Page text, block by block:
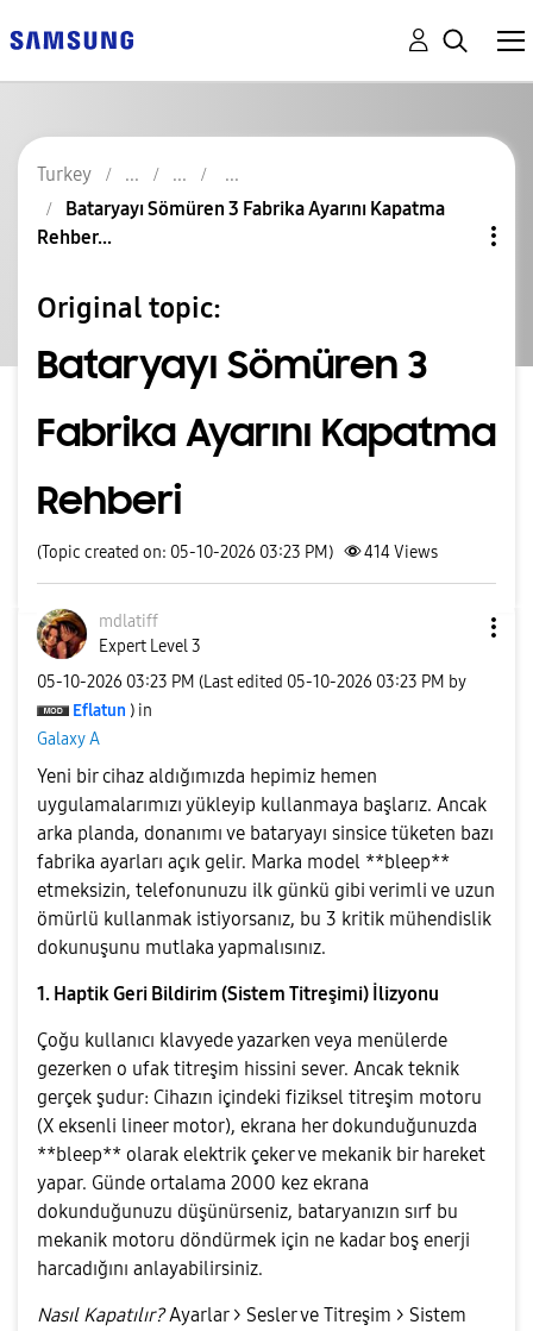
Turkey
Bataryayı Sömüren 3 Fabrika Ayarını Kapatma
Rehber...
Original topic:
Bataryayı Sömüren 3
Fabrika Ayarını Kapatma
Rehberi
(Topic created on: 05-10-2026 03:23 PM) 414Views
mdlatiff
Expert Level 3
‎05-10-2026 03:23 PM (Last edited ‎05-10-2026 03:23 PM by
Eflatun ) in
Galaxy A
Yeni bir cihaz aldığımızda hepimiz hemen
uygulamalarımızı yükleyip kullanmaya başlarız. Ancak
arka planda, donanımı ve bataryayı sinsice tüketen bazı
fabrika ayarları açık gelir. Marka model **bleep**
etmeksizin, telefonunuzu ilk günkü gibi verimli ve uzun
ömürlü kullanmak istiyorsanız, bu 3 kritik mühendislik
dokunuşunu mutlaka yapmalısınız.
1. Haptik Geri Bildirim (Sistem Titreşimi) İlizyonu
Çoğu kullanıcı klavyede yazarken veya menülerde
gezerken o ufak titreşim hissini sever. Ancak teknik
gerçek şudur: Cihazın içindeki fiziksel titreşim motoru
(X eksenli lineer motor), ekrana her dokunduğunuzda
**bleep** olarak elektrik çeker ve mekanik bir hareket
yapar. Günde ortalama 2000 kez ekrana
dokunduğunuzu düşünürseniz, bataryanızın sırf bu
mekanik motoru döndürmek için ne kadar boş enerji
harcadığını anlayabilirsiniz.
Nasıl Kapatılır?Ayarlar > Sesler ve Titreşim > Sistem